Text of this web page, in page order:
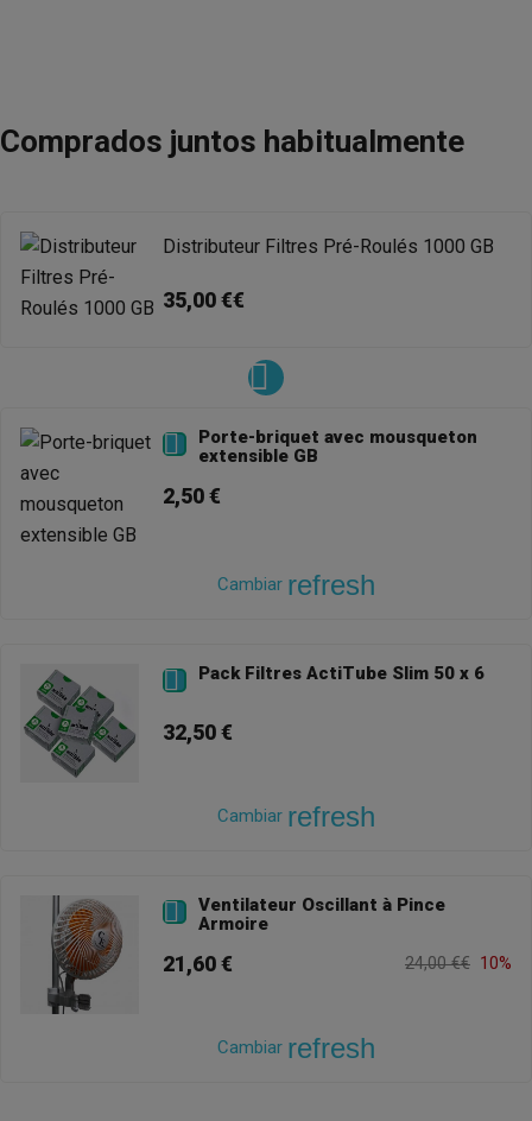
Comprados juntos habitualmente
Distributeur Filtres Pré-Roulés 1000 GB
35,00 €€

Porte-briquet avec mousqueton
extensible GB
2,50 €
Cambiar refresh
 Pack Filtres ActiTube Slim 50 x 6
32,50 €
Cambiar refresh

Ventilateur Oscillant à Pince
Armoire
21,60 € 24,00 €€ 10%
Cambiar refresh